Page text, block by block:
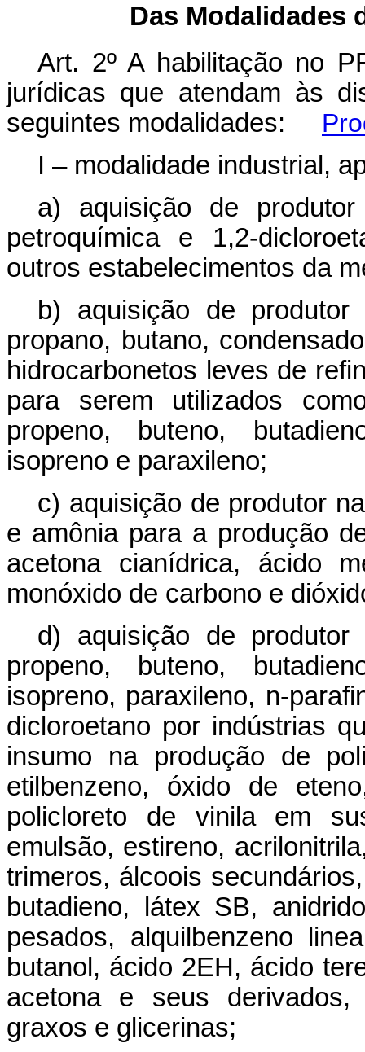
Das Modalidades
Art. 2º A habilitação no
jurídicas que atendam às
seguintes modalidades:
I – modalidade industrial,
a) aquisição de
petroquímica e 1,2-
outros estabelecimentos da
b) aquisição de
propano, butano,
hidrocarbonetos leves de
para serem utilizados
propeno, buteno,
isopreno e paraxileno;
c) aquisição de produtor
e amônia para a produção
acetona cianídrica, ácido
monóxido de carbono e
d) aquisição de
propeno, buteno,
isopreno, paraxileno, n-
dicloroetano por indústrias
insumo na produção de
etilbenzeno, óxido de
policloreto de vinila em
emulsão, estireno,
trimeros, álcoois
butadieno, látex SB,
pesados, alquilbenzeno
butanol, ácido 2EH, ácido
acetona e seus
graxos e glicerinas;